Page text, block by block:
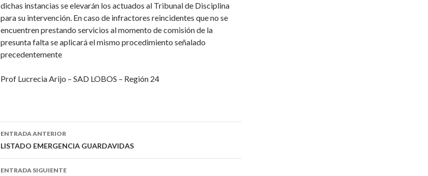
dichas instancias se elevarán los actuados al Tribunal de Disciplina
para su intervención. En caso de infractores reincidentes que no se
encuentren prestando servicios al momento de comisión de la
presunta falta se aplicará el mismo procedimiento señalado
precedentemente
Prof Lucrecia Arijo – SAD LOBOS – Región 24
Navegación
de
entradas
ENTRADA ANTERIOR
LISTADO EMERGENCIA GUARDAVIDAS
ENTRADA SIGUIENTE